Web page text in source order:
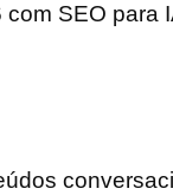
SEO para